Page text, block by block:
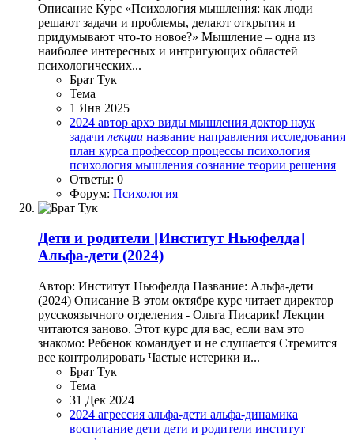
Описание Курс «Психология мышления: как люди
решают задачи и проблемы, делают открытия и
придумывают что-то новое?» Мышление – одна из
наиболее интересных и интригующих областей
психологических...
Брат Тук
Тема
1 Янв 2025
2024 автор архэ виды мышления доктор наук
задачи лекции название направления исследования
план курса профессор процессы психология
психология мышления сознание теории решения
Ответы: 0
Форум: Психология
Дети и родители [Институт Ньюфелда]
Альфа-дети (2024)
Автор: Институт Ньюфелда Название: Альфа-дети
(2024) Описание В этом октябре курс читает директор
русскоязычного отделения - Ольга Писарик! Лекции
читаются заново. Этот курс для вас, если вам это
знакомо: Ребенок командует и не слушается Стремится
все контролировать Частые истерики и...
Брат Тук
Тема
31 Дек 2024
2024 агрессия альфа-дети альфа-динамика
воспитание дети дети и родители институт